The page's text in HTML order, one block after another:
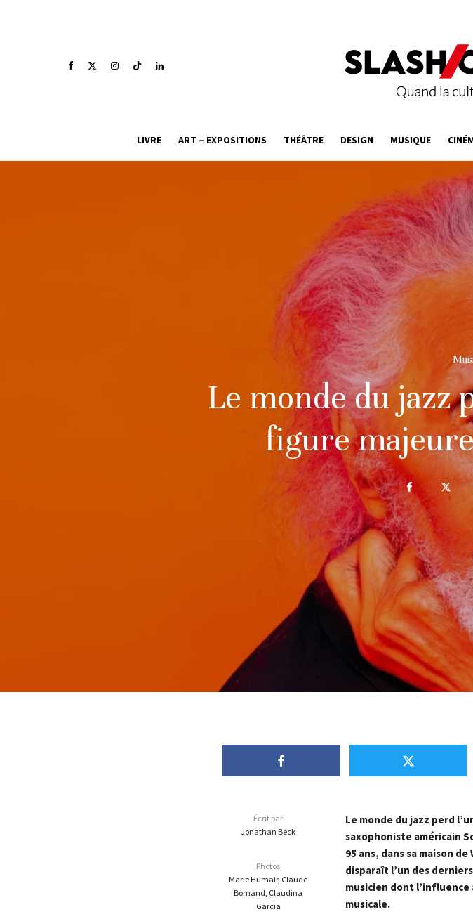
LIVRE ART – EXPOSITIONS THÉÂTRE DESIGN MUSIQUE
Le monde du jazz
figure
Écrit par
Jonathan Beck
Photos
Marie Humair, Claude
Bornand, Claudina
Garcia
Le monde du jazz perd
saxophoniste américain
95 ans, dans sa maison
disparaît l’un des
musicien dont
musicale.